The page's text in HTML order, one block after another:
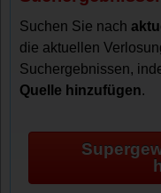
Suchen Sie nach
die aktuellen
Suchergebnissen,
Quelle hinzufügen.